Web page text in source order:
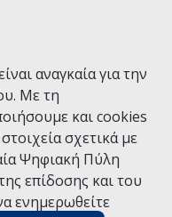
αναγκαία για την
Με τη
και cookies
σχετικά με
Ψηφιακή Πύλη
επίδοσης και του
ενημερωθείτε